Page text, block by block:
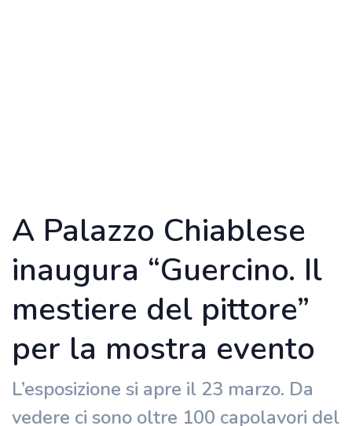
A Palazzo Chiablese
inaugura “Guercino. Il
mestiere del pittore”
per la mostra evento
L’esposizione si apre il 23 marzo. Da
vedere ci sono oltre 100 capolavori del